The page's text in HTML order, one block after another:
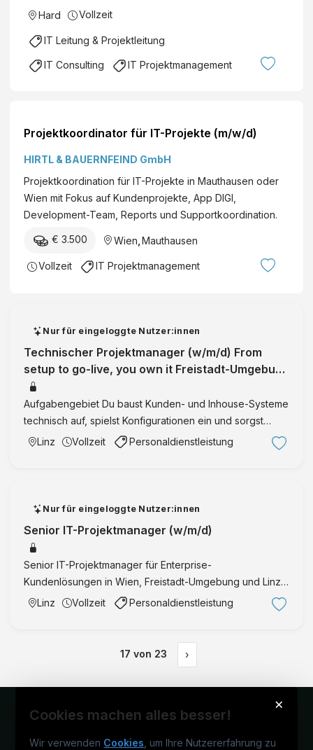
tl
it
ll
e
n
d
e
e
e
i
n
e
h
n
G
C
o
G
Hard Vollzeit
IT Leitung & Projektleitung
IT Consulting IT Projektmanagement
Projektkoordinator für IT-Projekte (m/w/d)
HIRTL & BAUERNFEIND GmbH
Projektkoordination für IT-Projekte in Mauthausen oder
Wien mit Fokus auf Kundenprojekte, App DIGI,
Development-Team, Reports und Supportkoordination.
€ 3.500 Wien Mauthausen
Vollzeit IT Projektmanagement
Nur für eingeloggte Nutzer:innen
Technischer Projektmanager (w/m/d) From
setup to go-live, you own it Freistadt-Umgebung
& Linz-Umgebung, Wien Technische
Aufgabengebiet Du baust Kunden- und Inhouse-Systeme
technisch auf, spielst Konfigurationen ein und sorgst
dafür, dass alles stabil läuft Du konzipierst und erledigst
Linz Vollzeit Personaldienstleistung
Nur für eingeloggte Nutzer:innen
Senior IT-Projektmanager (w/m/d)
Senior IT-Projektmanager für Enterprise-
Kundenlösungen in Wien, Freistadt-Umgebung und Linz-
Umgebung mit Verantwortung vom Kick-off bis nach dem
Linz Vollzeit Personaldienstleistung
17 von 23 ›
×
Cookies machen alles besser!
Wir verwenden Cookies , um Ihre Nutzererfahrung zu